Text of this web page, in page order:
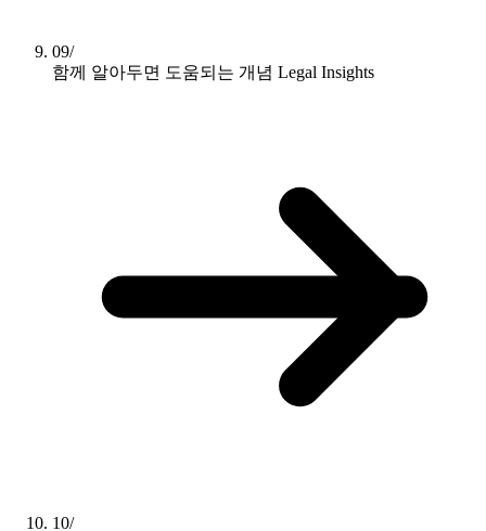
09/
함께 알아두면 도움되는 개념 Legal Insights
10/